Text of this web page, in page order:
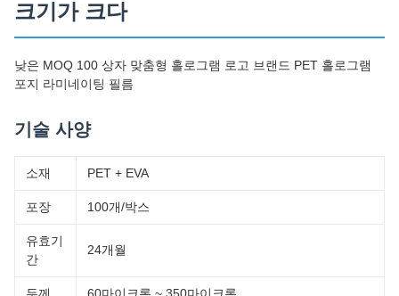
크기가 크다
낮은 MOQ 100 상자 맞춤형 홀로그램 로고 브랜드 PET 홀로그램
포지 라미네이팅 필름
기술 사양
소재 PET + EVA
포장 100개/박스
유효기
간
24개월